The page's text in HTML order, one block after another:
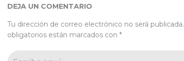
DEJA UN COMENTARIO
Tu dirección de correo electrónico no será publicada.
obligatorios están marcados con *